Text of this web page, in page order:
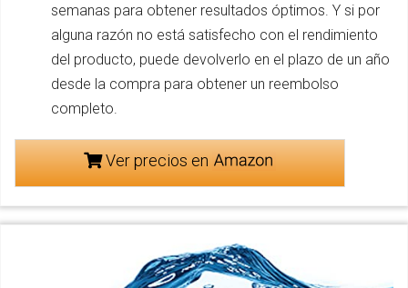
semanas para obtener resultados óptimos. Y si por
alguna razón no está satisfecho con el rendimiento
del producto, puede devolverlo en el plazo de un año
desde la compra para obtener un reembolso
completo.
Ver precios en